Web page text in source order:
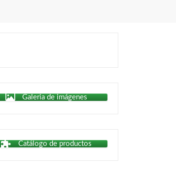
Galeria de imágenes
Catálogo de productos